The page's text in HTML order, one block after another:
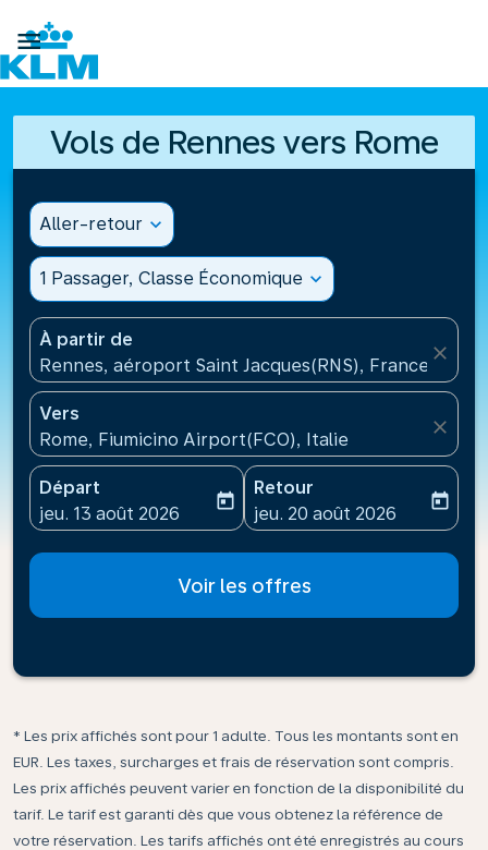

Vols de Rennes vers Rome
Aller-retour expand_more
1 Passager, Classe Économique expand_more
À partir de
Rennes, aéroport Saint Jacques(RNS), France
close
Vers
Rome, Fiumicino Airport(FCO), Italie
close
Départ
fc-booking-departure-date-aria-label
jeu. 13 août 2026
today
Retour
fc-booking-return-date-
jeu. 20 août 2026
today
Voir les offres
* Les prix affichés sont pour 1 adulte. Tous les montants sont en
EUR. Les taxes, surcharges et frais de réservation sont compris.
Les prix affichés peuvent varier en fonction de la disponibilité du
tarif. Le tarif est garanti dès que vous obtenez la référence de
votre réservation. Les tarifs affichés ont été enregistrés au cours